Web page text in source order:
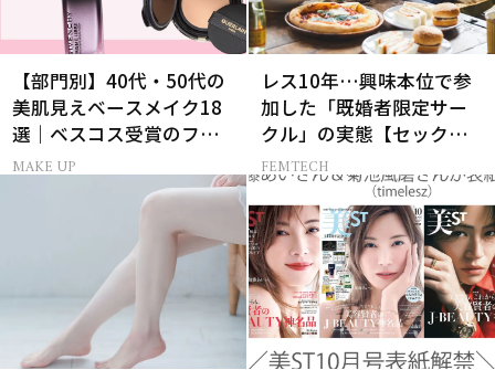
【部門別】40代・50代の
美肌見えベースメイク18
選｜ベスコス受賞のファ
ンデ・下地・パウダー
MAKE UP
レス10年…興味本位で参
加した「既婚者限定サー
クル」の実態【セックス
レス AND THE CITY -女た
ちの告白-】
FEMTECH